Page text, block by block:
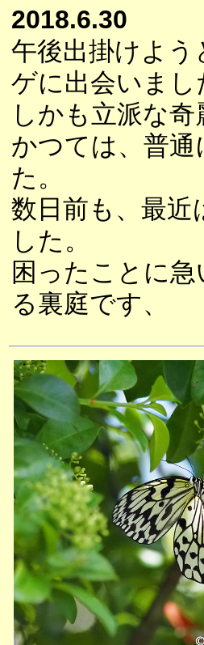
2018.6.30
午後出掛けよ
ゲに出会いまし
しかも立派な奇
かつては、普
た。
数日前も、最
した。
困ったことに
る裏庭です、